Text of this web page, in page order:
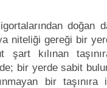
doğan
niteliği gereği bir
şart kılınan
bir yerde sabit
bir taşınıra